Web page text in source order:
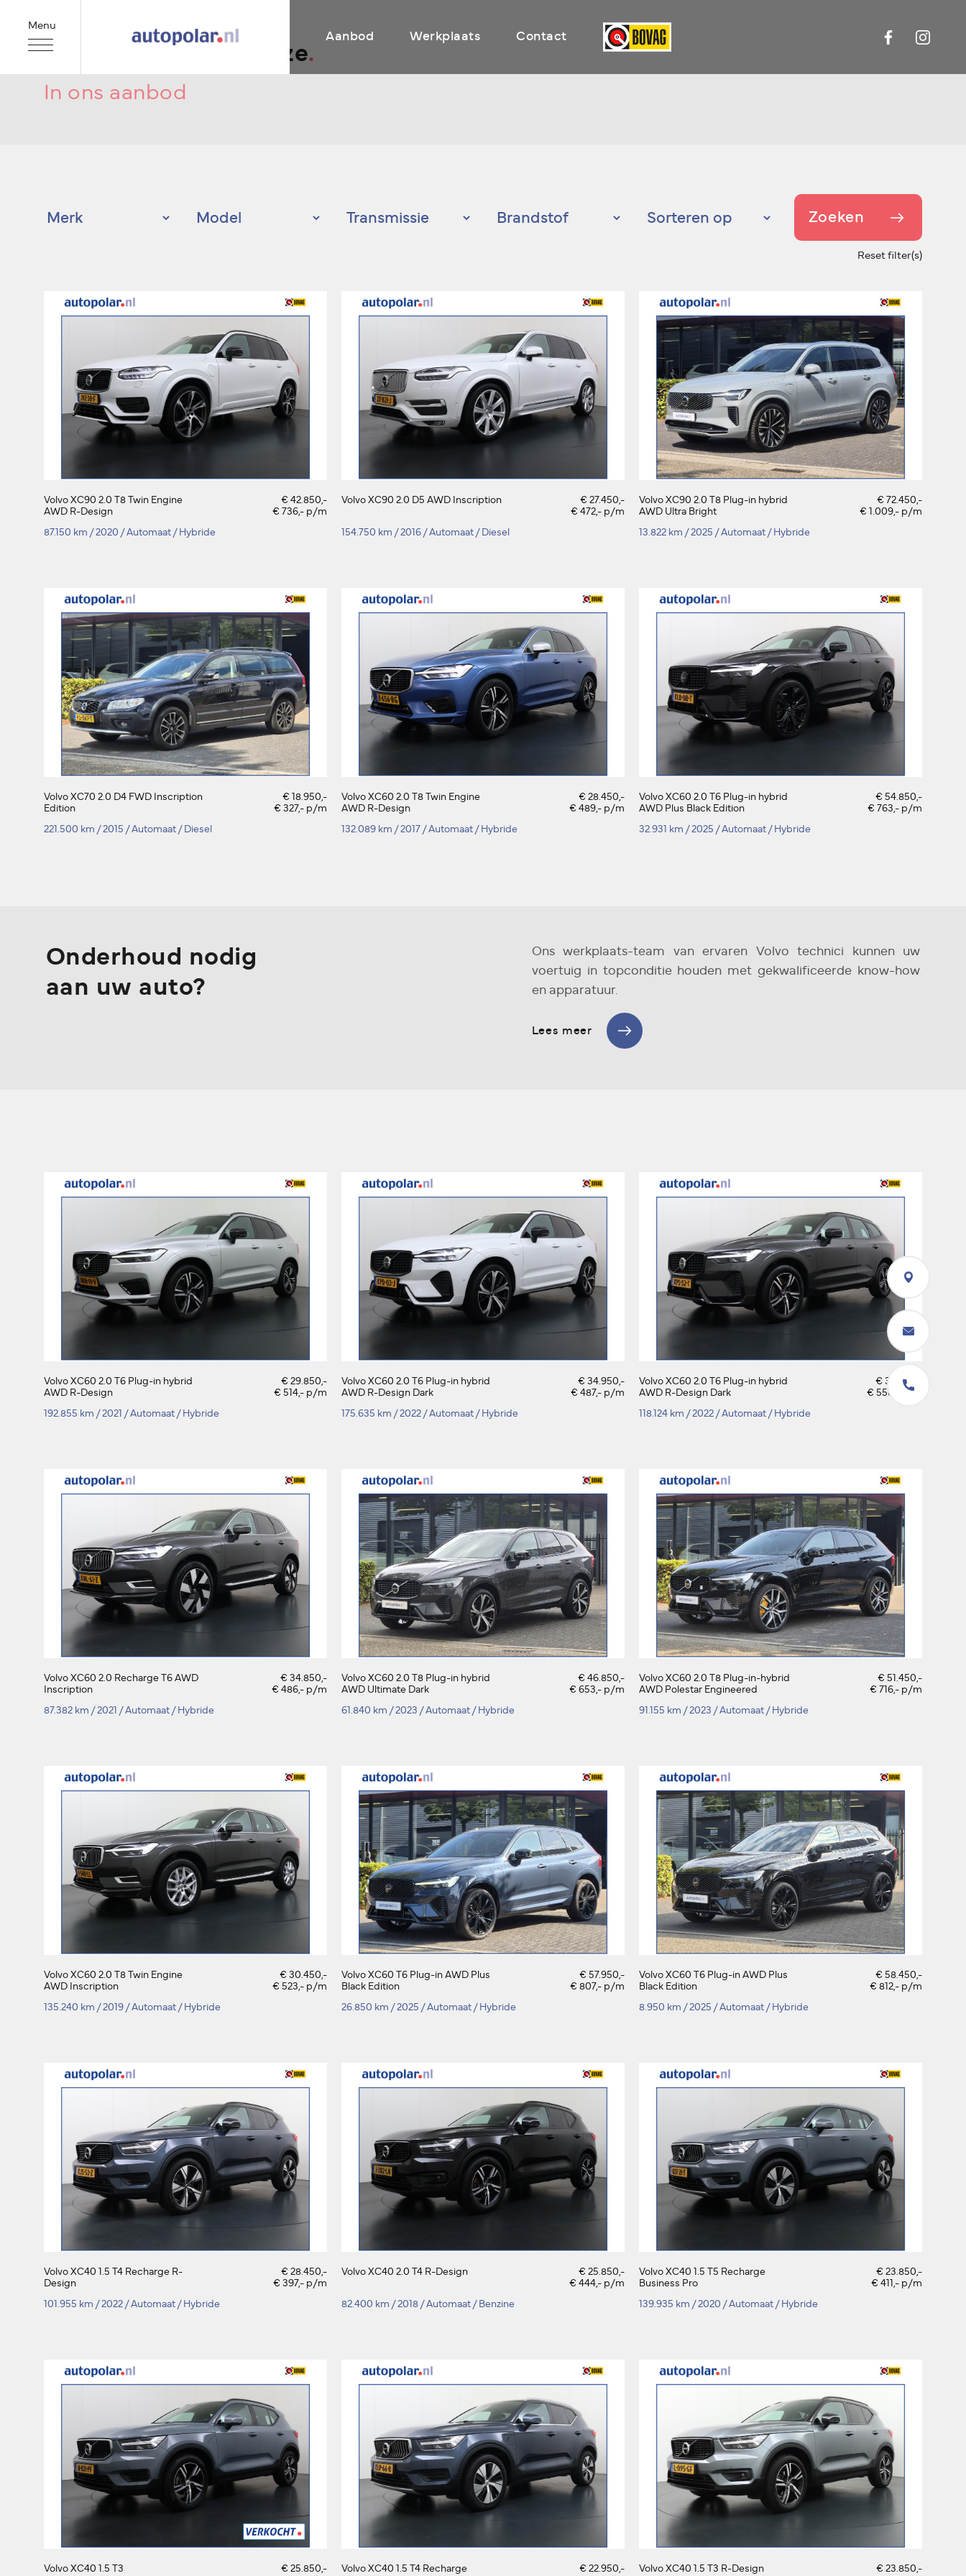
Menu
Aanbod Werkplaats Contact
Een uitgebreide keuze.
In ons aanbod
Zoeken
Reset filter(s)
Volvo XC90 2.0 T8 Twin Engine
AWD R-Design
€ 42.850,-
€ 736,- p/m
87.150 km /2020 /Automaat /Hybride
Volvo XC90 2.0 D5 AWD Inscription
€ 27.450,-
€ 472,- p/m
154.750 km /2016 /Automaat /Diesel
Volvo XC90 2.0 T8 Plug-in hybrid
AWD Ultra Bright
€ 72.450,-
€ 1.009,- p/m
13.822 km /2025 /Automaat /Hybride
Volvo XC70 2.0 D4 FWD Inscription
Edition
€ 18.950,-
€ 327,- p/m
221.500 km /2015 /Automaat /Diesel
Volvo XC60 2.0 T8 Twin Engine
AWD R-Design
€ 28.450,-
€ 489,- p/m
132.089 km /2017 /Automaat /Hybride
Volvo XC60 2.0 T6 Plug-in hybrid
AWD Plus Black Edition
€ 54.850,-
€ 763,- p/m
32.931 km /2025 /Automaat /Hybride
Onderhoud nodig
aan uw auto?
Ons werkplaats-team van ervaren Volvo technici kunnen uw
voertuig in topconditie houden met gekwalificeerde know-how
en apparatuur.
Lees meer
Volvo XC60 2.0 T6 Plug-in hybrid
AWD R-Design
€ 29.850,-
€ 514,- p/m
192.855 km /2021 /Automaat /Hybride
Volvo XC60 2.0 T6 Plug-in hybrid
AWD R-Design Dark
€ 34.950,-
€ 487,- p/m
175.635 km /2022 /Automaat /Hybride
Volvo XC60 2.0 T6 Plug-in hybrid
AWD R-Design Dark
€ 39.850,-
€ 556,- p/m
118.124 km /2022 /Automaat /Hybride
Volvo XC60 2.0 Recharge T6 AWD
Inscription
€ 34.850,-
€ 486,- p/m
87.382 km /2021 /Automaat /Hybride
Volvo XC60 2.0 T8 Plug-in hybrid
AWD Ultimate Dark
€ 46.850,-
€ 653,- p/m
61.840 km /2023 /Automaat /Hybride
Volvo XC60 2.0 T8 Plug-in-hybrid
AWD Polestar Engineered
€ 51.450,-
€ 716,- p/m
91.155 km /2023 /Automaat /Hybride
Volvo XC60 2.0 T8 Twin Engine
AWD Inscription
€ 30.450,-
€ 523,- p/m
135.240 km /2019 /Automaat /Hybride
Volvo XC60 T6 Plug-in AWD Plus
Black Edition
€ 57.950,-
€ 807,- p/m
26.850 km /2025 /Automaat /Hybride
Volvo XC60 T6 Plug-in AWD Plus
Black Edition
€ 58.450,-
€ 812,- p/m
8.950 km /2025 /Automaat /Hybride
Volvo XC40 1.5 T4 Recharge R-
Design
€ 28.450,-
€ 397,- p/m
101.955 km /2022 /Automaat /Hybride
Volvo XC40 2.0 T4 R-Design
€ 25.850,-
€ 444,- p/m
82.400 km /2018 /Automaat /Benzine
Volvo XC40 1.5 T5 Recharge
Business Pro
€ 23.850,-
€ 411,- p/m
139.935 km /2020 /Automaat /Hybride
Volvo XC40 1.5 T3
€ 25.850,-
Volvo XC40 1.5 T4 Recharge
€ 22.950,-
Volvo XC40 1.5 T3 R-Design
€ 23.850,-